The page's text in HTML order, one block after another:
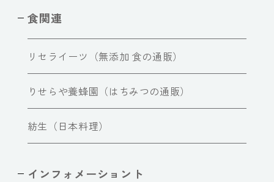
食関連
リセライーツ（無添加 食の通販）
りせらや養蜂園（はちみつの通販）
紡生（日本料理）
インフォメーショント